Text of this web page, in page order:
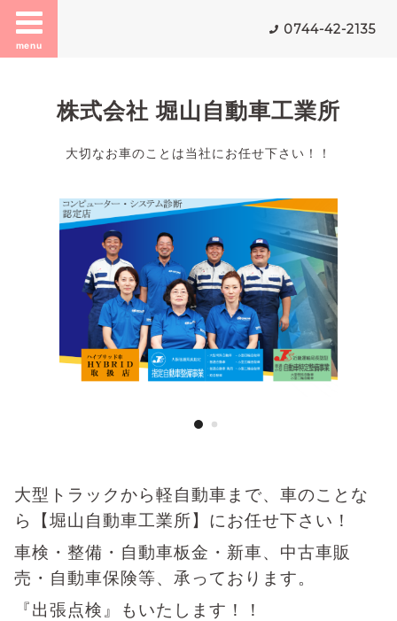
menu
0744-42-2135
株式会社 堀山自動車工業所
大切なお車のことは当社にお任せ下さい！！
大型トラックから軽自動車まで、車のことな
ら【堀山自動車工業所】にお任せ下さい！
車検・整備・自動車板金・新車、中古車販
売・自動車保険等、承っております。
『出張点検』もいたします！！